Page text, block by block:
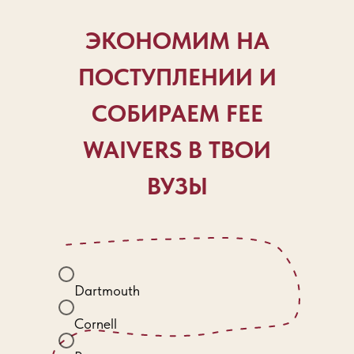
ЭКОНОМИМ НА
ПОСТУПЛЕНИИ И
СОБИРАЕМ FEE
WAIVERS В ТВОИ
ВУЗЫ
Dartmouth
Cornell